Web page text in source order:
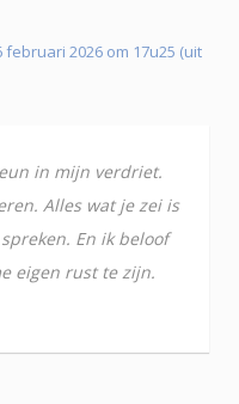
februari 2026 om 17u25 (uit
in mijn verdriet.
Alles wat je zei is
En ik beloof
eigen rust te zijn.